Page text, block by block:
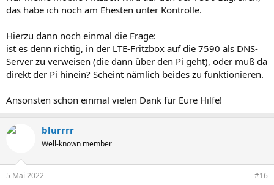
das habe ich noch am Ehesten unter Kontrolle.
Hierzu dann noch einmal die Frage:
ist es denn richtig, in der LTE-Fritzbox auf die 7590 als DNS-
Server zu verweisen (die dann über den Pi geht), oder muß da
direkt der Pi hinein? Scheint nämlich beides zu funktionieren.
Ansonsten schon einmal vielen Dank für Eure Hilfe!
blurrrr
Well-known member
5 Mai 2022 #16